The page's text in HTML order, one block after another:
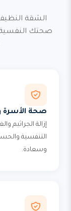
الشقة
صحتك
صحة الأسرة
إزالة الجراثيم
التنفسية
وسعادة.